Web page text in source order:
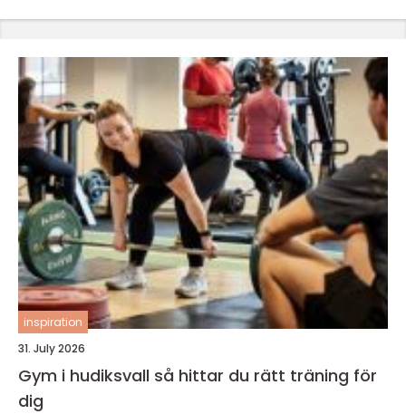
inspiration
31. July 2026
Gym i hudiksvall så hittar du rätt träning för
dig